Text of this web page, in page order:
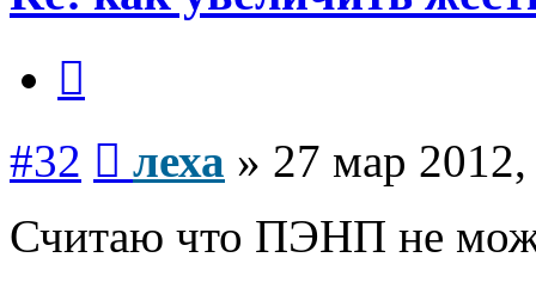
#32 леха » 27 мар
Считаю что ПЭНП не